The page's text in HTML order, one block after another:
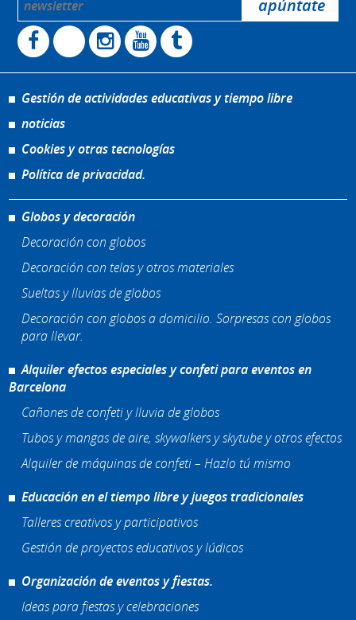
Gestión de actividades educativas y tiempo libre
noticias
Cookies y otras tecnologías
Política de privacidad.
Globos y decoración
Decoración con globos
Decoración con telas y otros materiales
Sueltas y lluvias de globos
Decoración con globos a domicilio. Sorpresas con globos
para llevar.
Alquiler efectos especiales y confeti para eventos en
Barcelona
Cañones de confeti y lluvia de globos
Tubos y mangas de aire, skywalkers y skytube y otros efectos
Alquiler de máquinas de confeti – Hazlo tú mismo
Educación en el tiempo libre y juegos tradicionales
Talleres creativos y participativos
Gestión de proyectos educativos y lúdicos
Organización de eventos y fiestas.
Ideas para fiestas y celebraciones